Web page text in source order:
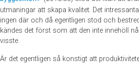
utmaningar att skapa kvalitet. Det
ingen där och då egentligen stod och
kändes det först som att den inte innehöll
visste.
Är det egentligen så konstigt att